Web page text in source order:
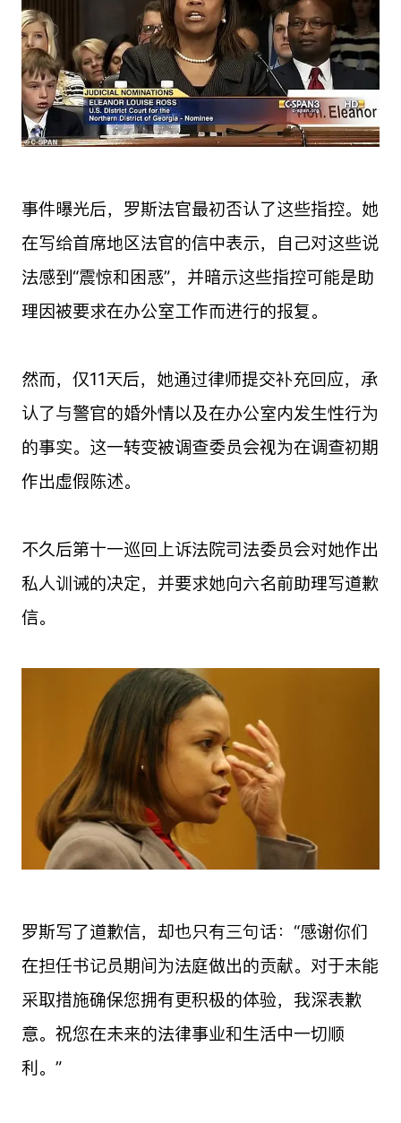
事件曝光后，罗斯法官最初否认了这些指控。她
在写给首席地区法官的信中表示，自己对这些说
法感到“震惊和困惑”，并暗示这些指控可能是助
理因被要求在办公室工作而进行的报复。
然而，仅11天后，她通过律师提交补充回应，承
认了与警官的婚外情以及在办公室内发生性行为
的事实。这一转变被调查委员会视为在调查初期
作出虚假陈述。
不久后第十一巡回上诉法院司法委员会对她作出
私人训诫的决定，并要求她向六名前助理写道歉
信。
罗斯写了道歉信，却也只有三句话：“感谢你们
在担任书记员期间为法庭做出的贡献。对于未能
采取措施确保您拥有更积极的体验，我深表歉
意。祝您在未来的法律事业和生活中一切顺
利。”